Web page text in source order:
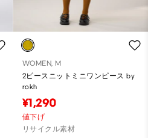
WOMEN, M
2ピースニットミニワンピース by
rokh
¥1,290
値下げ
リサイクル素材